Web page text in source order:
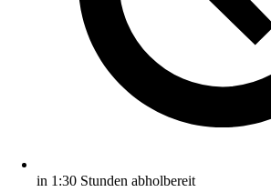
in 1:30 Stunden abholbereit